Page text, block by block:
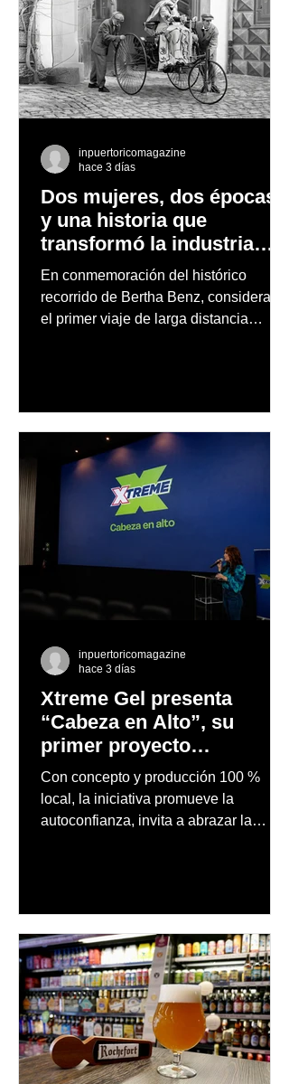
Dos mujeres, dos épocas
y una historia que
transformó la industria
automotriz
En conmemoración del histórico
recorrido de Bertha Benz, considerado
el primer viaje de larga distancia
inpuertoricomagazine
hace 3 días
Xtreme Gel presenta
“Cabeza en Alto”, su
primer proyecto
audiovisual concebido y
producido completamente
en Puerto Rico
Con concepto y producción 100 %
local, la iniciativa promueve la
autoconfianza, invita a abrazar la
inpuertoricomagazine
hace 3 días